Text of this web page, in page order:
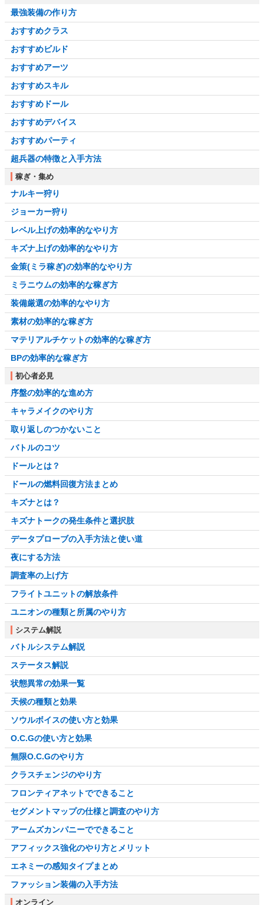
最強装備の作り方
おすすめクラス
おすすめビルド
おすすめアーツ
おすすめスキル
おすすめドール
おすすめデバイス
おすすめパーティ
超兵器の特徴と入手方法
稼ぎ・集め
ナルキー狩り
ジョーカー狩り
レベル上げの効率的なやり方
キズナ上げの効率的なやり方
金策(ミラ稼ぎ)の効率的なやり方
ミラニウムの効率的な稼ぎ方
装備厳選の効率的なやり方
素材の効率的な稼ぎ方
マテリアルチケットの効率的な稼ぎ方
BPの効率的な稼ぎ方
初心者必見
序盤の効率的な進め方
キャラメイクのやり方
取り返しのつかないこと
バトルのコツ
ドールとは？
ドールの燃料回復方法まとめ
キズナとは？
キズナトークの発生条件と選択肢
データプローブの入手方法と使い道
夜にする方法
調査率の上げ方
フライトユニットの解放条件
ユニオンの種類と所属のやり方
システム解説
バトルシステム解説
ステータス解説
状態異常の効果一覧
天候の種類と効果
ソウルボイスの使い方と効果
O.C.Gの使い方と効果
無限O.C.Gのやり方
クラスチェンジのやり方
フロンティアネットでできること
セグメントマップの仕様と調査のやり方
アームズカンパニーでできること
アフィックス強化のやり方とメリット
エネミーの感知タイプまとめ
ファッション装備の入手方法
オンライン